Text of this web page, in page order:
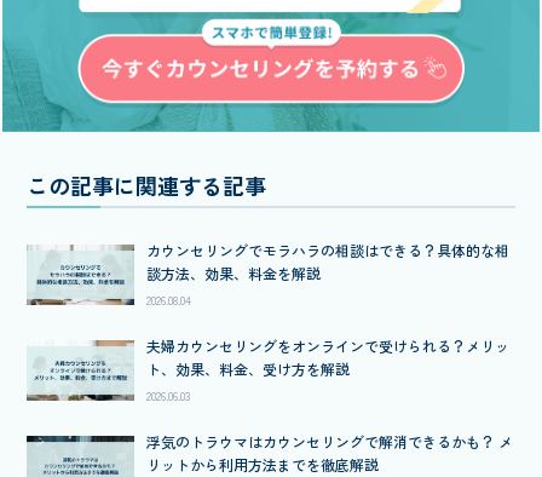
この記事に関連する記事
カウンセリングでモラハラの相談はできる？具体的な相
談方法、効果、料金を解説
2026.08.04
夫婦カウンセリングをオンラインで受けられる？メリッ
ト、効果、料金、受け方を解説
2026.06.03
浮気のトラウマはカウンセリングで解消できるかも？ メ
リットから利用方法までを徹底解説